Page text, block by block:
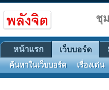
ชุ
หน้าแรก เว็บบอร์ด
ค้นหาในเว็บบอร์ด เรื่องเด่น